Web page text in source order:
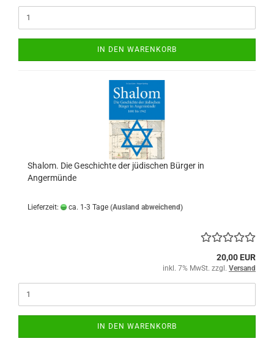
IN DEN WARENKORB
Shalom. Die Geschichte der jüdischen Bürger in
Angermünde
Lieferzeit: ca. 1-3 Tage (Ausland abweichend)
20,00 EUR
inkl. 7% MwSt. zzgl. Versand
IN DEN WARENKORB